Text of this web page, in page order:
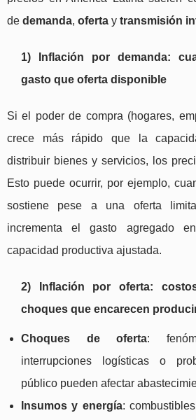
de demanda, oferta y transmisión
1) Inflación por demanda:
gasto que oferta disponible
Si el poder de compra (hogares,
crece más rápido que la
distribuir bienes y servicios, los
Esto puede ocurrir, por ejemplo,
sostiene pese a una oferta
incrementa el gasto agregado
capacidad productiva ajustada.
2) Inflación por oferta:
choques que encarecen
Choques de oferta:
interrupciones logísticas o
público pueden afectar
Insumos y energía: